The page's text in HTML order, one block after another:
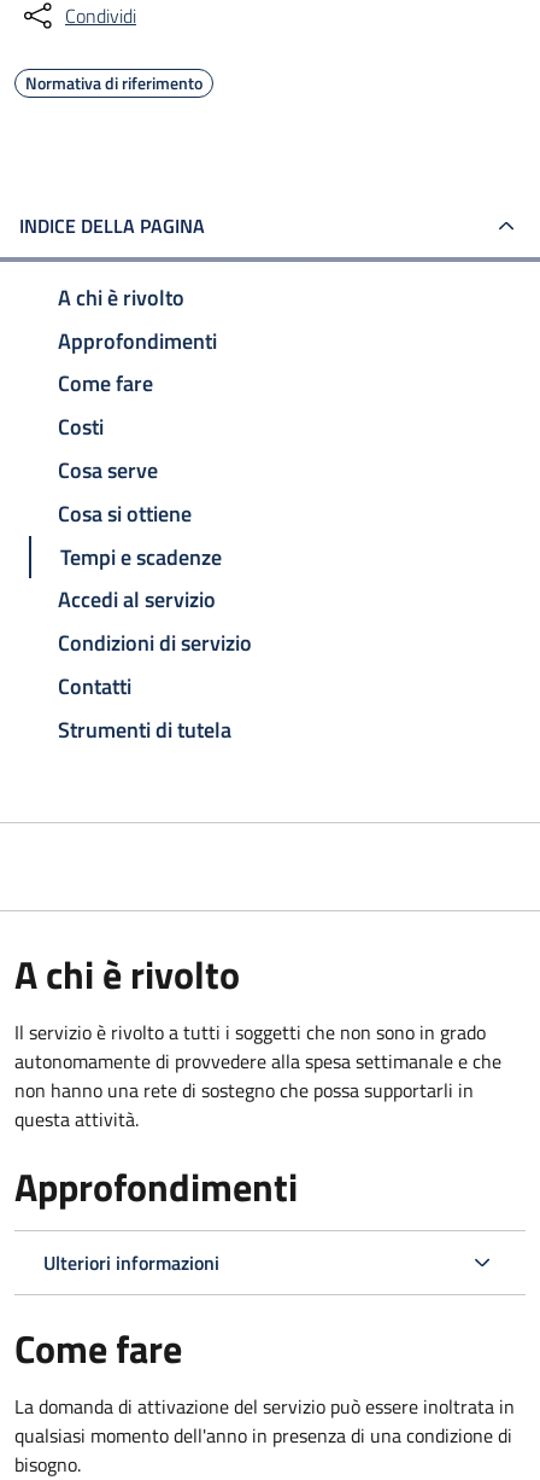
Condividi
Normativa di riferimento
INDICE DELLA PAGINA
A chi è rivolto
Approfondimenti
Come fare
Costi
Cosa serve
Cosa si ottiene
Tempi e scadenze
Accedi al servizio
Condizioni di servizio
Contatti
Strumenti di tutela
A chi è rivolto
Il servizio è rivolto a tutti i soggetti che non sono in grado
autonomamente di provvedere alla spesa settimanale e che
non hanno una rete di sostegno che possa supportarli in
questa attività.
Approfondimenti
Ulteriori informazioni
Come fare
La domanda di attivazione del servizio può essere inoltrata in
qualsiasi momento dell'anno in presenza di una condizione di
bisogno.